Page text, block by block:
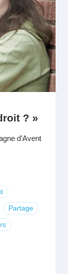
? »
d’Avent
Partage